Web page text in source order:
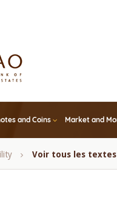
and Coins Market and
Voir tous les